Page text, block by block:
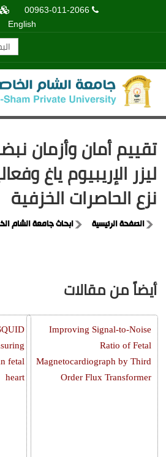
00963-011-2066
English
تقييم أمان وأزمان
ليزر الإريبيوم ياغ
نزع الحاصرات الخزفية
الصفحة الرئيسية ابحاث جامعة الشام
أيضاً من مقالات
Improving Signal-to-Noise
Ratio of Fetal
Magnetocardiograph by Third
Order Flux Transformer
fetal
heart